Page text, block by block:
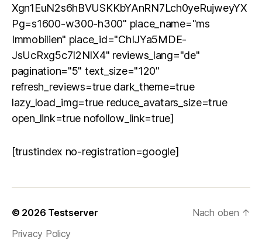
Xgn1EuN2s6hBVUSKKbYAnRN7Lch0yeRujweyYX
Pg=s1600-w300-h300" place_name="ms
Immobilien" place_id="ChIJYa5MDE-
JsUcRxg5c7I2NIX4" reviews_lang="de"
pagination="5" text_size="120"
refresh_reviews=true dark_theme=true
lazy_load_img=true reduce_avatars_size=true
open_link=true nofollow_link=true]
[trustindex no-registration=google]
© 2026 Testserver
Privacy Policy
Nach oben ↑